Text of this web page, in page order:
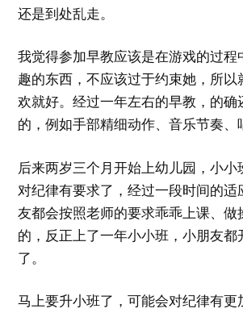
还是到处乱走。
我觉得参加早教应该是在游戏的过程
趣的东西，不应该过于约束她，所以
欢就好。经过一年左右的早教，的确
的，例如手部精细动作、音乐节奏、
后来两岁三个月开始上幼儿园，小小
对纪律有要求了，经过一段时间的适
友都会按照老师的要求乖乖上课、做
的，反正上了一年小小班，小朋友都
了。
马上要升小班了，可能会对纪律有更